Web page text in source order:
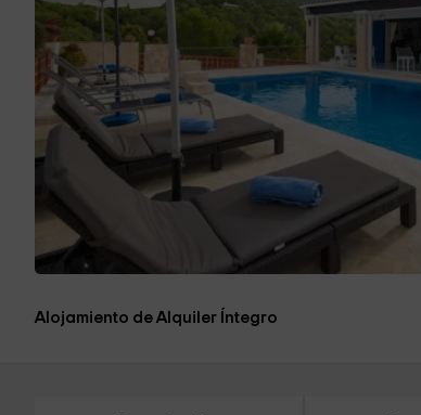
Alojamiento de Alquiler Íntegro